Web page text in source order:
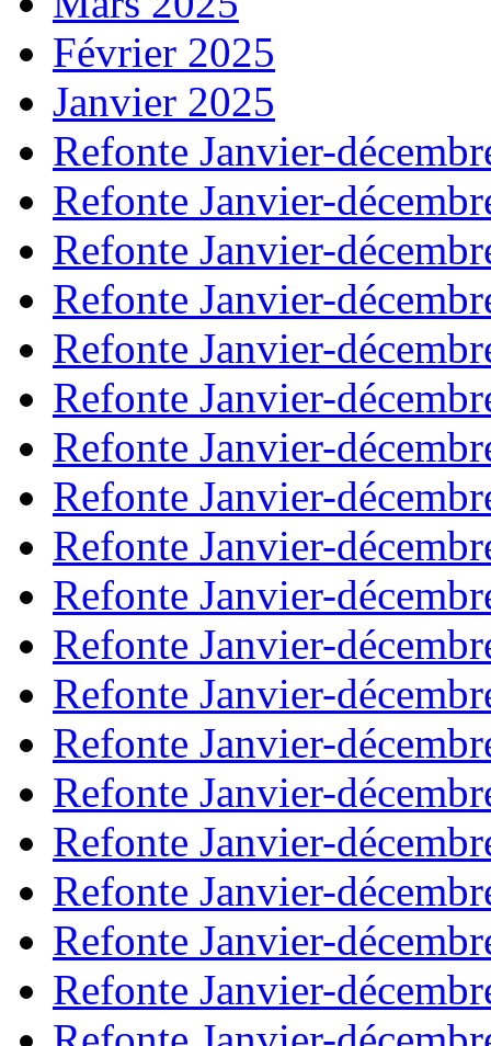
Février 2025
Janvier 2025
Refonte Janvier-
Refonte Janvier-
Refonte Janvier-
Refonte Janvier-
Refonte Janvier-
Refonte Janvier-
Refonte Janvier-
Refonte Janvier-
Refonte Janvier-
Refonte Janvier-
Refonte Janvier-
Refonte Janvier-
Refonte Janvier-
Refonte Janvier-
Refonte Janvier-
Refonte Janvier-
Refonte Janvier-
Refonte Janvier-